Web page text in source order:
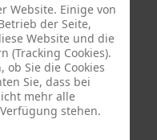
an öffentlichen
Kräfte nach
Website. Einige von
der Seite,
Website und die
(Tracking Cookies).
ob Sie die Cookies
Sie, dass bei
mehr alle
stehen.